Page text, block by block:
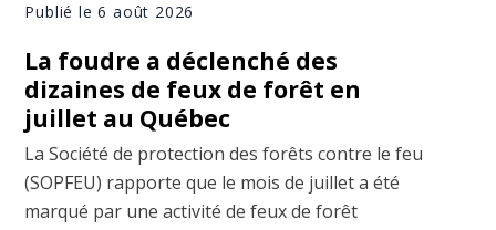
Publié le 6 août 2026
La foudre a déclenché des
dizaines de feux de forêt en
juillet au Québec
La Société de protection des forêts contre le feu
(SOPFEU) rapporte que le mois de juillet a été
marqué par une activité de feux de forêt